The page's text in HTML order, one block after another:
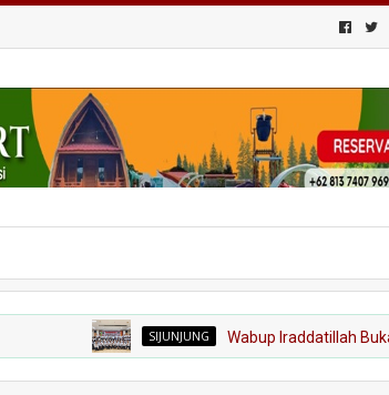
SIJUNJUNG Wabup Iraddatillah Buka Diklat